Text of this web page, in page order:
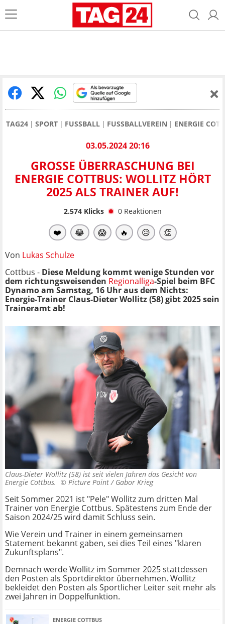
TAG24 SPORT FUSSBALL FUSSBALLVEREIN ENERGIE
03.05.2024 20:16
GROSSE ÜBERRASCHUNG BEI E
NERGIE COTTBUS: WOLLITZ HÖRT 2
025 ALS TRAINER AUF!
2.574Klicks 0 Reaktionen
❤️ 😂 😱 🔥 😥 👏
Von Lukas Schulze
Cottbus - Diese Meldung kommt wenige Stunden vor
dem richtungsweisenden Regionalliga-Spiel beim BFC
Dynamo am Samstag, 16 Uhr aus dem Nichts:
Energie-Trainer Claus-Dieter Wollitz (58) gibt 2025 sein
Traineramt ab!
Claus-Dieter Wollitz (58) ist seit vielen Jahren das Gesicht von
Energie Cottbus. © Picture Point / Gabor Krieg
Seit Sommer 2021 ist "Pele" Wollitz zum dritten Mal
Trainer von Energie Cottbus. Spätestens zum Ende der
Saison 2024/25 wird damit Schluss sein.
Wie Verein und Trainer in einem gemeinsamen
Statement bekannt gaben, sei dies Teil eines "klaren
Zukunftsplans".
Demnach werde Wollitz im Sommer 2025 stattdessen
den Posten als Sportdirektor übernehmen. Wollitz
bekleidet den Posten als Sportlicher Leiter seit mehr als
zwei Jahren in Doppelfunktion.
ENERGIE COTTBUS